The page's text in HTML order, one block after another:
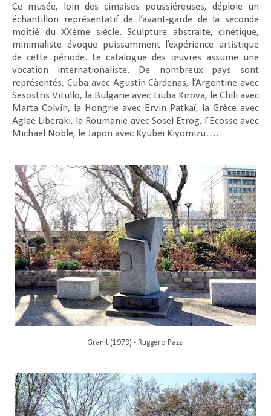
Ce musée, loin des cimaises poussiéreuses, déploie un
échantillon représentatif de l’avant-garde de la seconde
moitié du XXème siècle. Sculpture abstraite, cinétique,
minimaliste évoque puissamment l’expérience artistique
de cette période. Le catalogue des œuvres assume une
vocation internationaliste. De nombreux pays sont
représentés, Cuba avec Agustin Càrdenas, l’Argentine avec
Sesostris Vitullo, la Bulgarie avec Liuba Kirova, le Chili avec
Marta Colvin, la Hongrie avec Ervin Patkaï, la Grèce avec
Aglaé Liberaki, la Roumanie avec Sosel Etrog, l’Ecosse avec
Michael Noble, le Japon avec Kyubei Kiyomizu….
Granit (1979) - Ruggero Pazzi